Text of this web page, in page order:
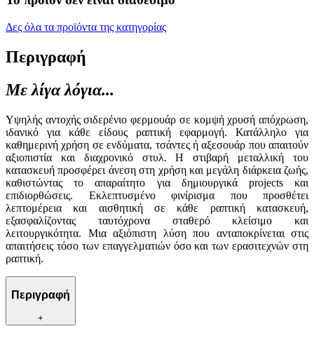
Δες όλα τα προϊόντα της κατηγορίας
Περιγραφή
Με λίγα λόγια...
Υψηλής αντοχής σιδερένιο φερμουάρ σε κομψή χρυσή απόχρωση,
ιδανικό για κάθε είδους ραπτική εφαρμογή. Κατάλληλο για
καθημερινή χρήση σε ενδύματα, τσάντες ή αξεσουάρ που απαιτούν
αξιοπιστία και διαχρονικό στυλ. Η στιβαρή μεταλλική του
κατασκευή προσφέρει άνεση στη χρήση και μεγάλη διάρκεια ζωής,
καθιστώντας το απαραίτητο για δημιουργικά projects και
επιδιορθώσεις. Εκλεπτυσμένο φινίρισμα που προσθέτει
λεπτομέρεια και αισθητική σε κάθε ραπτική κατασκευή,
εξασφαλίζοντας ταυτόχρονα σταθερό κλείσιμο και
λειτουργικότητα. Μια αξιόπιστη λύση που ανταποκρίνεται στις
απαιτήσεις τόσο των επαγγελματιών όσο και των ερασιτεχνών στη
ραπτική.
Περιγραφή
+